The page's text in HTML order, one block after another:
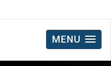
Cuneo
MENU